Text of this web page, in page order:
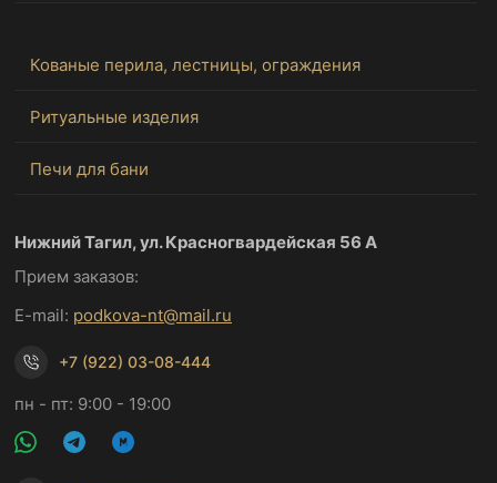
Кованые перила, лестницы, ограждения
Ритуальные изделия
Печи для бани
Нижний Тагил, ул. Красногвардейская 56 А
Прием заказов:
E-mail: podkova-nt@mail.ru
+7 (922) 03-08-444
пн - пт: 9:00 - 19:00